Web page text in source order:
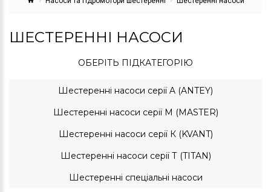
ШЕСТЕРЕННІ НАСОСИ
ОБЕРІТЬ ПІДКАТЕГОРІЮ
Шестеренні насоси серії A (ANTEY)
Шестеренні насоси серії M (MASTER)
Шестеренні насоси серії К (KVANT)
Шестеренні насоси серії Т (TITAN)
Шестеренні спеціальні насоси